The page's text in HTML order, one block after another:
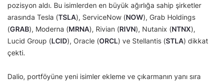
pozisyon aldı. Bu isimlerden en büyük ağırlığa sahip şirketler
arasında Tesla (TSLA), ServiceNow (NOW), Grab Holdings
(GRAB), Moderna (MRNA), Rivian (RIVN), Nutanix (NTNX),
Lucid Group (LCID), Oracle (ORCL) ve Stellantis (STLA) dikkat
çekti.
Dalio, portföyüne yeni isimler ekleme ve çıkarmanın yanı sıra